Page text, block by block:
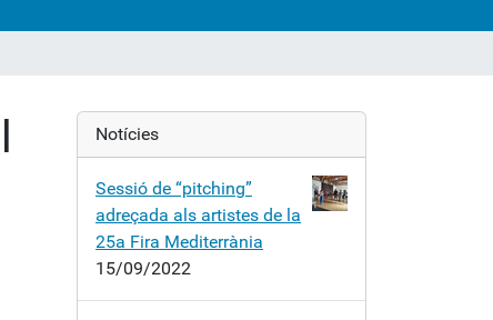
Notícies
Sessió de “pitching”
adreçada als artistes de la
25a Fira Mediterrània
15/09/2022